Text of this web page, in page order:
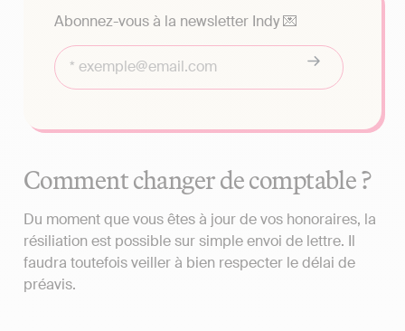
Abonnez-vous à la newsletter Indy 💌
Comment changer de comptable ?
Du moment que vous êtes à jour de vos honoraires, la
résiliation est possible sur simple envoi de lettre. Il
faudra toutefois veiller à bien respecter le délai de
préavis.